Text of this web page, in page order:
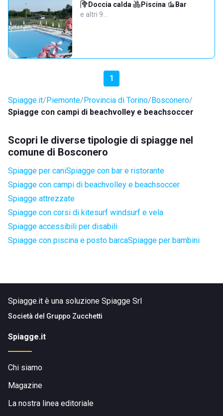
Doccia calda· Piscina· Bar·
e altri 9…
1
Spiagge.it Piemonte Provincia di Torino Bosconero
Spiagge con campi di beachvolley e beachsoccer
Scopri le diverse tipologie di spiagge nel
comune di Bosconero
Spiagge per caniSpiagge con bar e ristorante
Spiagge con campi di beachvolley e beachsoccer
Spiagge attrezzate
Spiagge con corsi di kitesurf windsurf e vela
Spiagge accessibili per disabili
Spiagge con piscina e posto barcaSpiagge per bambini
Spiagge.it è una soluzione Spiagge Srl
Società del Gruppo Zucchetti
Spiagge.it
Chi siamo
Magazine
La nostra linea editoriale